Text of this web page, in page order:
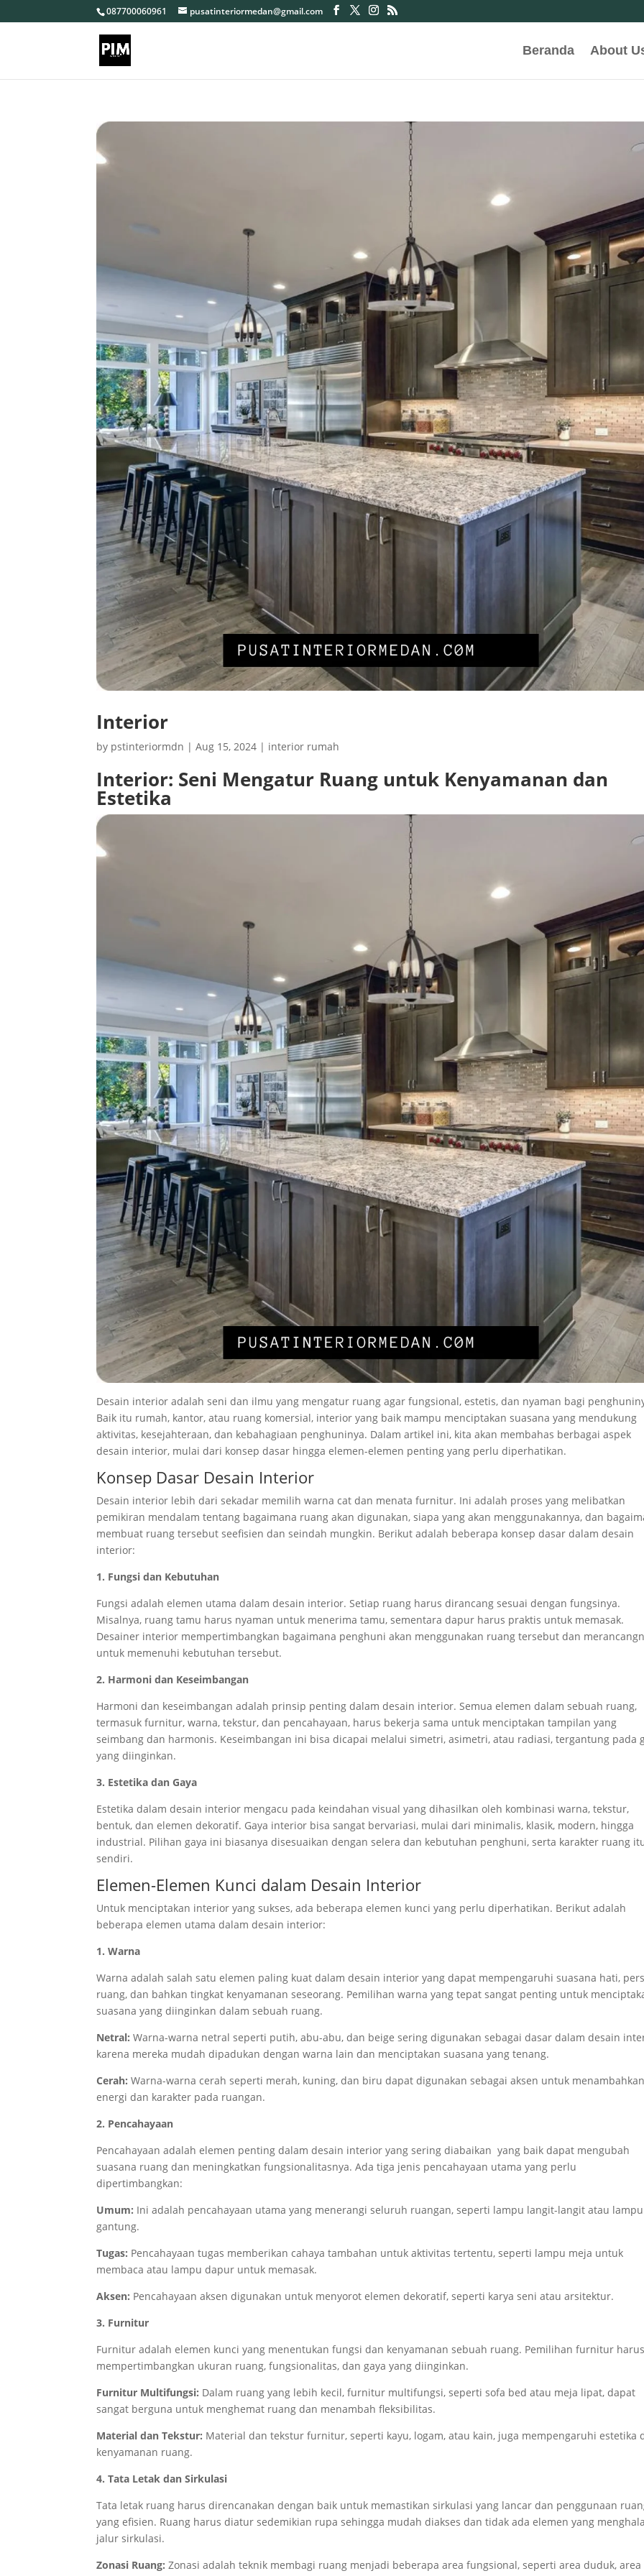
087700060961 pusatinteriormedan@gmail.com
Beranda About
Interior
by pstinteriormdn |Aug 15, 2024 | interior rumah
Interior: Seni Mengatur Ruang untuk Kenyamanan dan
Estetika
Desain interior adalah seni dan ilmu yang mengatur ruang agar fungsional, estetis, dan nyaman bagi
Baik itu rumah, kantor, atau ruang komersial, interior yang baik mampu menciptakan suasana yang mendukung
aktivitas, kesejahteraan, dan kebahagiaan penghuninya. Dalam artikel ini, kita akan membahas berbagai aspek
desain interior, mulai dari konsep dasar hingga elemen-elemen penting yang perlu diperhatikan.
Konsep Dasar Desain Interior
Desain interior lebih dari sekadar memilih warna cat dan menata furnitur. Ini adalah proses yang melibatkan
pemikiran mendalam tentang bagaimana ruang akan digunakan, siapa yang akan menggunakannya, dan
membuat ruang tersebut seefisien dan seindah mungkin. Berikut adalah beberapa konsep dasar dalam desain
interior:
1. Fungsi dan Kebutuhan
Fungsi adalah elemen utama dalam desain interior. Setiap ruang harus dirancang sesuai dengan fungsinya.
Misalnya, ruang tamu harus nyaman untuk menerima tamu, sementara dapur harus praktis untuk memasak.
Desainer interior mempertimbangkan bagaimana penghuni akan menggunakan ruang tersebut dan
untuk memenuhi kebutuhan tersebut.
2. Harmoni dan Keseimbangan
Harmoni dan keseimbangan adalah prinsip penting dalam desain interior. Semua elemen dalam sebuah ruang,
termasuk furnitur, warna, tekstur, dan pencahayaan, harus bekerja sama untuk menciptakan tampilan yang
seimbang dan harmonis. Keseimbangan ini bisa dicapai melalui simetri, asimetri, atau radiasi, tergantung pada
yang diinginkan.
3. Estetika dan Gaya
Estetika dalam desain interior mengacu pada keindahan visual yang dihasilkan oleh kombinasi warna, tekstur,
bentuk, dan elemen dekoratif. Gaya interior bisa sangat bervariasi, mulai dari minimalis, klasik, modern, hingga
industrial. Pilihan gaya ini biasanya disesuaikan dengan selera dan kebutuhan penghuni, serta karakter ruang
sendiri.
Elemen-Elemen Kunci dalam Desain Interior
Untuk menciptakan interior yang sukses, ada beberapa elemen kunci yang perlu diperhatikan. Berikut adalah
beberapa elemen utama dalam desain interior:
1. Warna
Warna adalah salah satu elemen paling kuat dalam desain interior yang dapat mempengaruhi suasana hati,
ruang, dan bahkan tingkat kenyamanan seseorang. Pemilihan warna yang tepat sangat penting untuk
suasana yang diinginkan dalam sebuah ruang.
Netral: Warna-warna netral seperti putih, abu-abu, dan beige sering digunakan sebagai dasar dalam desain
karena mereka mudah dipadukan dengan warna lain dan menciptakan suasana yang tenang.
Cerah: Warna-warna cerah seperti merah, kuning, dan biru dapat digunakan sebagai aksen untuk menambahkan
energi dan karakter pada ruangan.
2. Pencahayaan
Pencahayaan adalah elemen penting dalam desain interior yang sering diabaikan yang baik dapat mengubah
suasana ruang dan meningkatkan fungsionalitasnya. Ada tiga jenis pencahayaan utama yang perlu
dipertimbangkan:
Umum: Ini adalah pencahayaan utama yang menerangi seluruh ruangan, seperti lampu langit-langit atau lampu
gantung.
Tugas: Pencahayaan tugas memberikan cahaya tambahan untuk aktivitas tertentu, seperti lampu meja untuk
membaca atau lampu dapur untuk memasak.
Aksen: Pencahayaan aksen digunakan untuk menyorot elemen dekoratif, seperti karya seni atau arsitektur.
3. Furnitur
Furnitur adalah elemen kunci yang menentukan fungsi dan kenyamanan sebuah ruang. Pemilihan furnitur harus
mempertimbangkan ukuran ruang, fungsionalitas, dan gaya yang diinginkan.
Furnitur Multifungsi: Dalam ruang yang lebih kecil, furnitur multifungsi, seperti sofa bed atau meja lipat, dapat
sangat berguna untuk menghemat ruang dan menambah fleksibilitas.
Material dan Tekstur: Material dan tekstur furnitur, seperti kayu, logam, atau kain, juga mempengaruhi estetika
kenyamanan ruang.
4. Tata Letak dan Sirkulasi
Tata letak ruang harus direncanakan dengan baik untuk memastikan sirkulasi yang lancar dan penggunaan
yang efisien. Ruang harus diatur sedemikian rupa sehingga mudah diakses dan tidak ada elemen yang
jalur sirkulasi.
Zonasi Ruang: Zonasi adalah teknik membagi ruang menjadi beberapa area fungsional, seperti area duduk, area